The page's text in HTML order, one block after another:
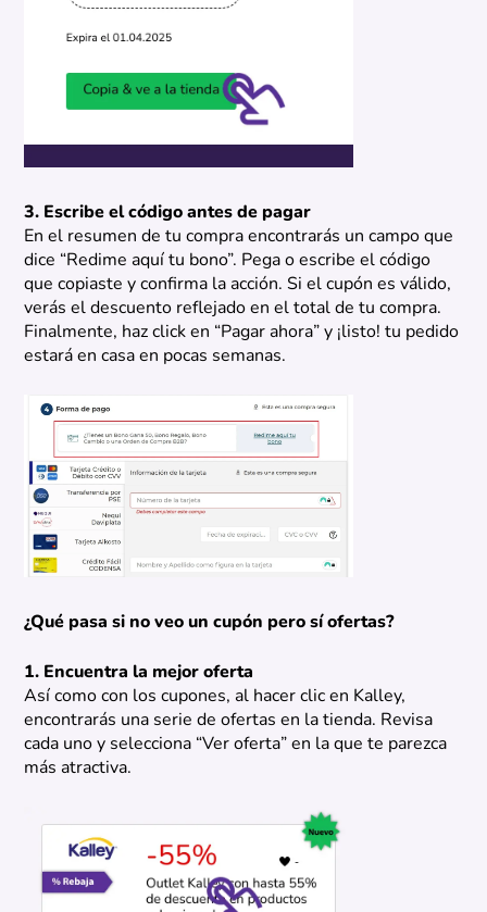
3. Escribe el código antes de pagar
En el resumen de tu compra encontrarás un campo que
dice “Redime aquí tu bono”. Pega o escribe el código
que copiaste y confirma la acción. Si el cupón es válido,
verás el descuento reflejado en el total de tu compra.
Finalmente, haz click en “Pagar ahora” y ¡listo! tu pedido
estará en casa en pocas semanas.
¿Qué pasa si no veo un cupón pero sí ofertas?
1. Encuentra la mejor oferta
Así como con los cupones, al hacer clic en Kalley,
encontrarás una serie de ofertas en la tienda. Revisa
cada uno y selecciona “Ver oferta” en la que te parezca
más atractiva.